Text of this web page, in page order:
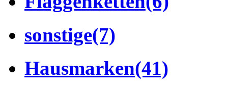
sonstige(7)
Hausmarken(41)